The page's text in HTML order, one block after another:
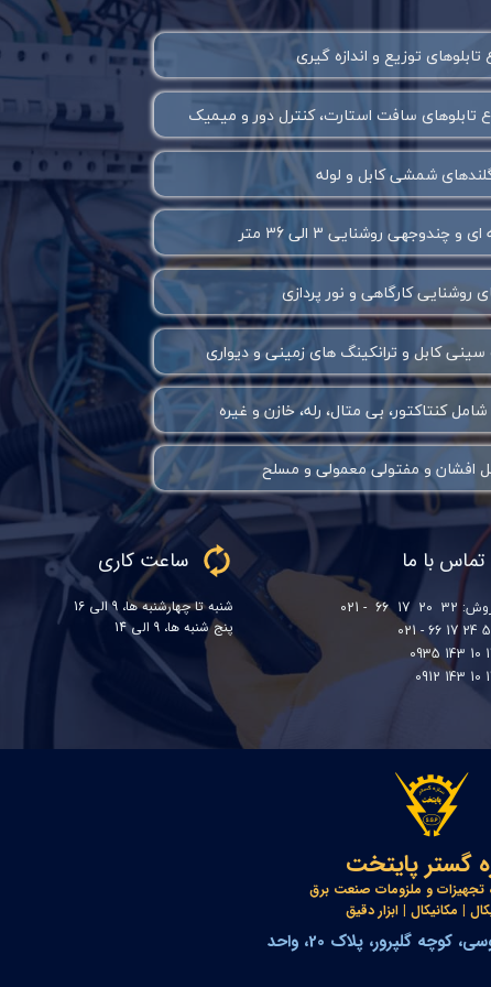
کابلشو و بست چنگالی
چراغ پارکی سنگی
پرنده پران
خار ضد صعود
توزیع و اندازه گیری
تابلوهای سافت استارت، کنترل دور و میمیک
شمشی کابل و لوله
روشنایی 3 الی 36 متر
کارگاهی و نور پردازی
کابل و ترانکینگ های زمینی و دیواری
کنتاکتور، بی متال، رله، خازن و غیره
افشان و مفتولی معمولی و مسلح
66 - 021
تماس با ما
شنبه تا چهارشنبه ها، 9 الی 16
​​​​​​​پنج شنبه ها، 9 الی 14
ساعت کاری
گستر پایتخت
تهران، میدان فردوسی، کوچه گلپرور، پلاک 20، واحد
تجهیزات و ملزومات صنعت برق
| مکانیکال | ابزار دقیق